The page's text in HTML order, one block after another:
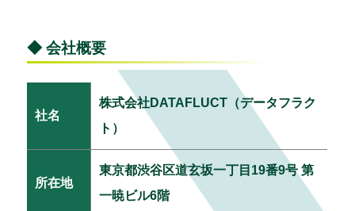
◆ 会社概要
社名
株式会社DATAFLUCT（データフラク
ト）
所在地
東京都渋谷区道玄坂一丁目19番9号 第
一暁ビル6階